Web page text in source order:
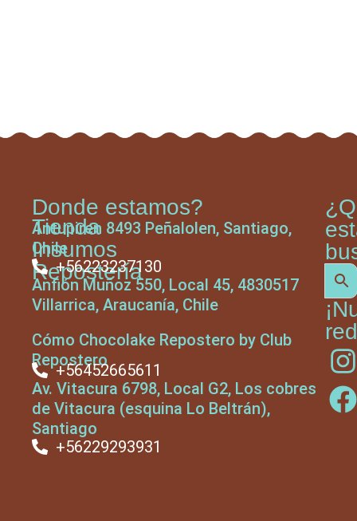
Tienda
Insumos
Repostería
Donde estamos?
Antupiren 8493 Peñalolen, Santiago,
Chile
+56223237130
Anfión Muñoz 550, Local 45, 4830517
Villarrica, Araucanía, Chile
Cómo Chocolake Repostero by Club
Repostero
+56452665611
Av. Vitacura 6798, Local G2, Los cobres
de Vitacura (esquina Lo Beltrán),
Santiago
+56229293931